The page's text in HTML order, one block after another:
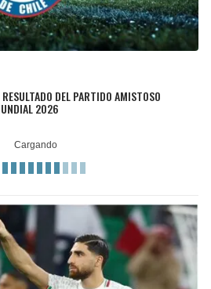
DEL PARTIDO AMISTOSO
2026